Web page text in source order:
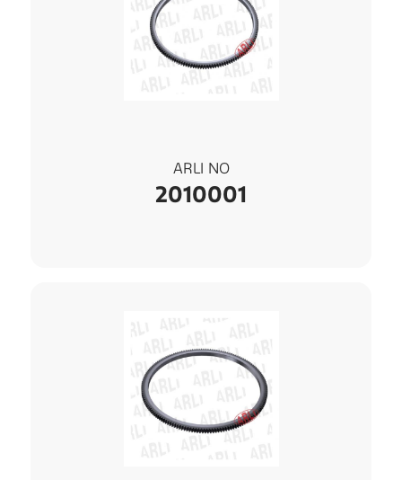
ARLI NO
2010001